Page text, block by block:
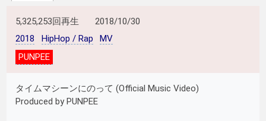
5,325,253回再生
2018/10/30
2018
HipHop / Rap
MV
PUNPEE
タイムマシーンにのって (Official Music Video)
Produced by PUNPEE